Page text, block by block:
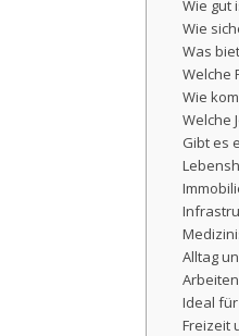
Wie gut
Wie
Was
Welche
Wie
Welche
Gibt es
Alltag
Ideal
Freizeit